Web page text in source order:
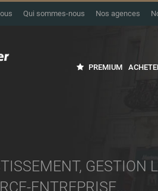
Qui sommes-nous Nos agences
PREMIUM
GESTION
ENTREPRISE...